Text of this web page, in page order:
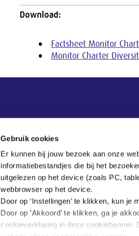
Gebruik cookies
Er kunnen bij jouw bezoek aan onze
informatiebestandjes die bij het
uitgelezen op het device (zoals PC,
webbrowser op het device.
Door op ‘Instellingen’ te klikken, kun
Door op ’Akkoord’ te klikken, ga je
cookieverklaring in deze cookiebanner.
Download:
Factsheet Monitor
Monitor Charter
Contact
Tel:070 - 3 499 499
Veelgestelde vragen